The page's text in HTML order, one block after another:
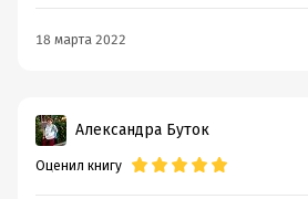
18 марта 2022
Александра Буток
Оценил книгу